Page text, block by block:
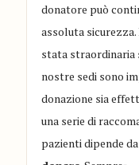
donatore può
assoluta
stata
nostre sedi sono
donazione sia
una serie di
pazienti dipende